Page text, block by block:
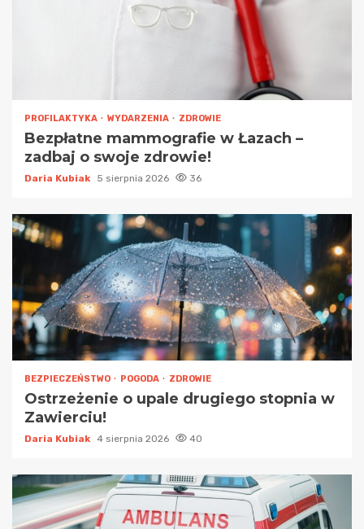
PROFILAKTYKA WYDARZENIA ZDROWIE
Bezpłatne mammografie w Łazach –
zadbaj o swoje zdrowie!
Daria Kubiak 5 sierpnia 2026 36
BEZPIECZEŃSTWO POGODA ZDROWIE
Ostrzeżenie o upale drugiego stopnia w
Zawierciu!
Daria Kubiak 4 sierpnia 2026 40